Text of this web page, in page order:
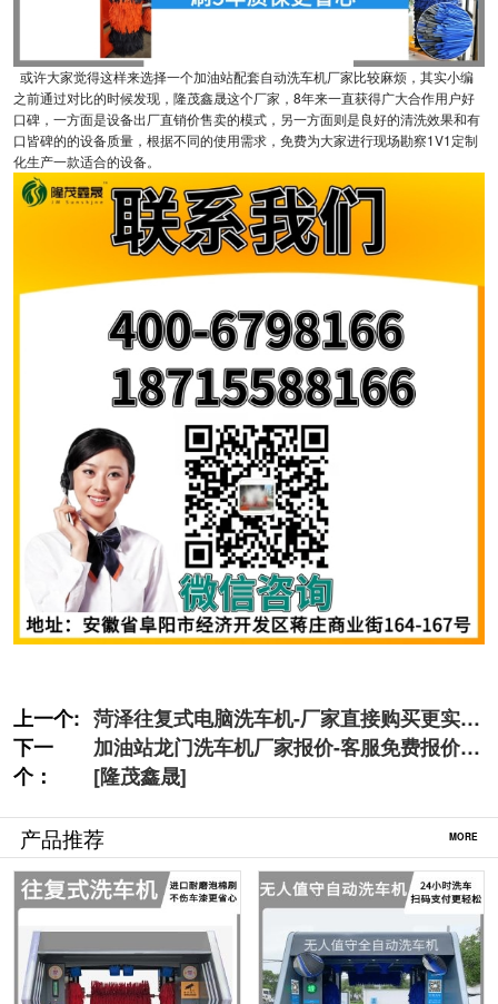
或许大家觉得这样来选择一个加油站配套自动洗车机厂家比较麻烦，其实小编
之前通过对比的时候发现，隆茂鑫晟这个厂家，8年来一直获得广大合作用户好
口碑，一方面是设备出厂直销价售卖的模式，另一方面则是良好的清洗效果和有
口皆碑的的设备质量，根据不同的使用需求，免费为大家进行现场勘察1V1定制
化生产一款适合的设备。
上一个: 菏泽往复式电脑洗车机-厂家直接购买更实惠
[隆茂鑫晟]
下一
个：
加油站龙门洗车机厂家报价-客服免费报价
[隆茂鑫晟]
产品推荐 MORE